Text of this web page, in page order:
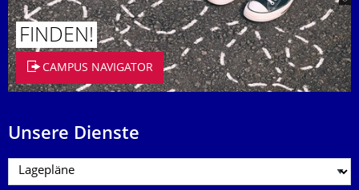
FINDEN!
CAMPUS NAVIGATOR
Unsere Dienste